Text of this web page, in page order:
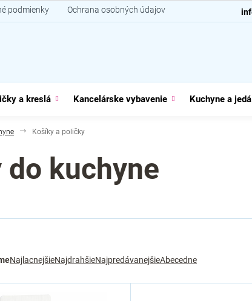
podmienky Ochrana osobných údajov
a kreslá Kancelárske vybavenie Kuchyne a
Košíky a poličky
kuchyne
NajlacnejšieNajdrahšieNajpredávanejšieAbecedne